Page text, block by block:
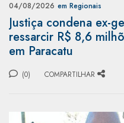
04/08/2026 em Regionais
Justiça condena ex-
ressarcir R$ 8,6
em Paracatu
(0) COMPARTILHAR